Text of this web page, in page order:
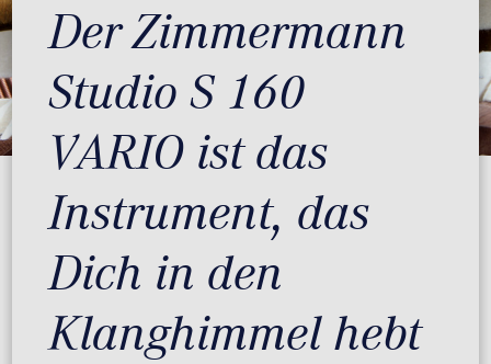
Der Zimmermann
Studio S 160
VARIO ist das
Instrument, das
Dich in den
Klanghimmel hebt